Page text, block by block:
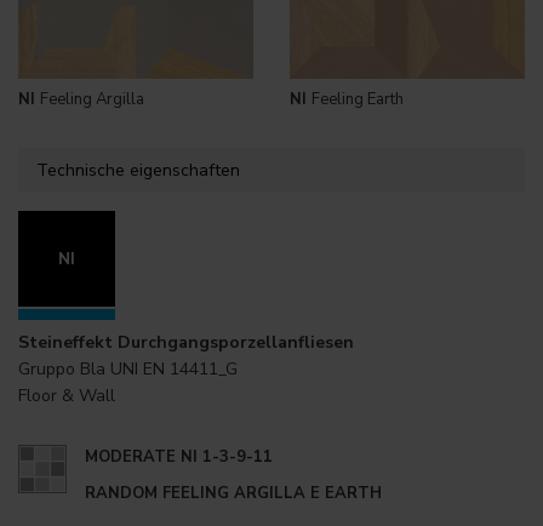
NI Feeling Argilla NI Feeling Earth
Technische eigenschaften
NI
Steineffekt Durchgangsporzellanfliesen
Gruppo Bla UNI EN 14411_G
Floor & Wall
MODERATE NI 1-3-9-11
RANDOM FEELING ARGILLA E EARTH